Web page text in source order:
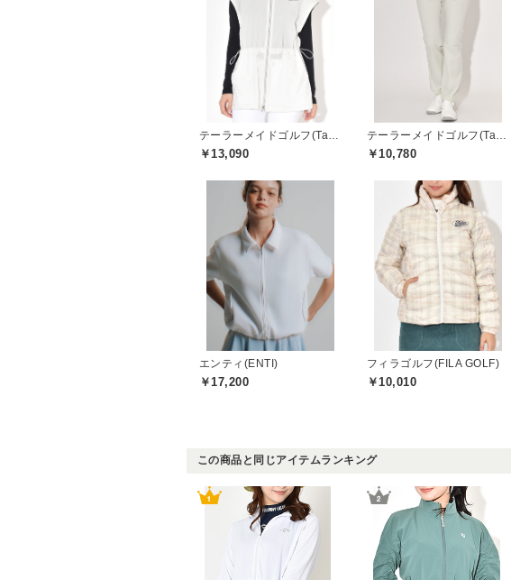
￥13,090 ￥10,780
エンティ(ENTI)
￥17,200
フィラゴルフ(FILA GOLF)
￥10,010
この商品と同じアイテムランキング